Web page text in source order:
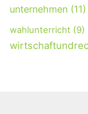
unternehmen (11)
wahlunterricht (9)